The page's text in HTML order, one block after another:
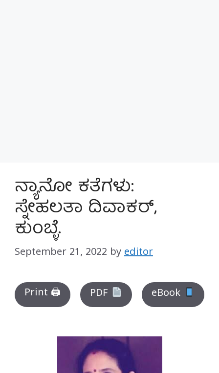
ನ್ಯಾನೋ ಕತೆಗಳು:
ಸ್ನೇಹಲತಾ ದಿವಾಕರ್,
ಕುಂಬ್ಳೆ.
September 21, 2022 by editor
Print 🖨 PDF eBook